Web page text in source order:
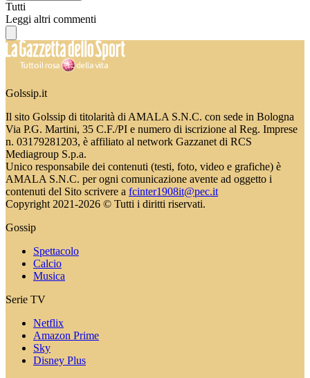
Tutti
Leggi altri commenti
Golssip.it
Il sito Golssip di titolarità di AMALA S.N.C. con sede in Bologna
Via P.G. Martini, 35 C.F./PI e numero di iscrizione al Reg. Imprese
n. 03179281203, è affiliato al network Gazzanet di RCS
Mediagroup S.p.a.
Unico responsabile dei contenuti (testi, foto, video e grafiche) è
AMALA S.N.C. per ogni comunicazione avente ad oggetto i
contenuti del Sito scrivere a fcinter1908it@pec.it
Copyright 2021-2026 © Tutti i diritti riservati.
Gossip
Spettacolo
Calcio
Musica
Serie TV
Netflix
Amazon Prime
Sky
Disney Plus